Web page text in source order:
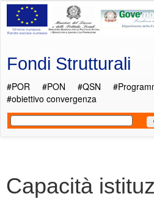
Salta al contenuto principale
Fondi Strutturali
#POR #PON #QSN
#obiettivo convergenza
Capacità